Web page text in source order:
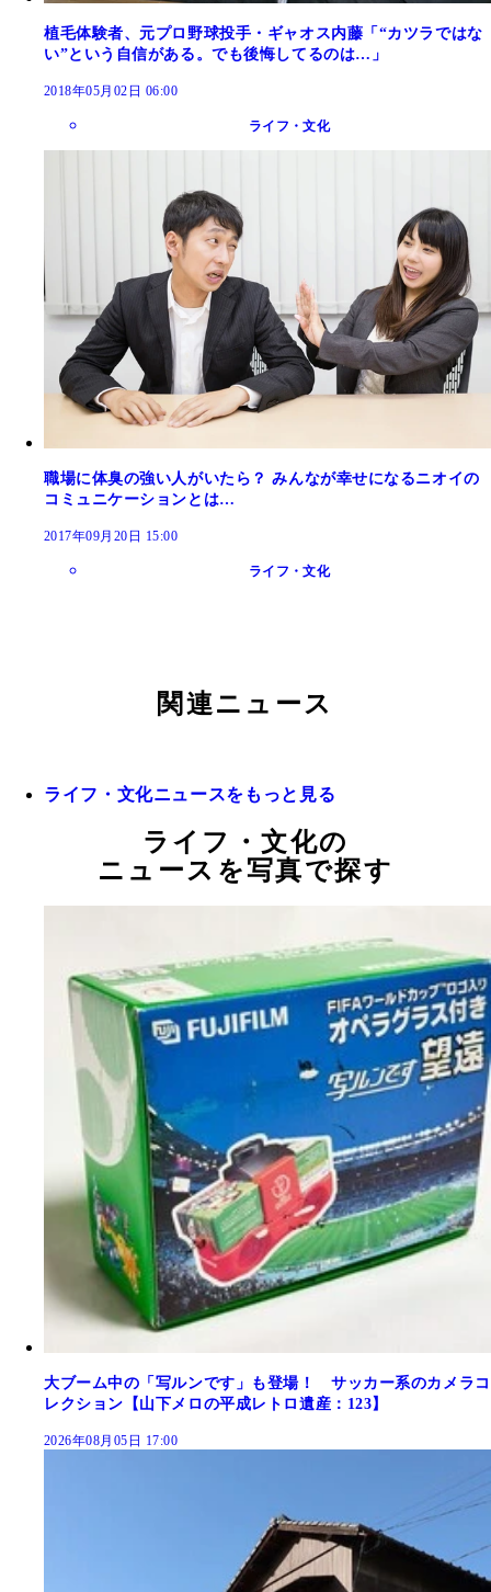
植毛体験者、元プロ野球投手・ギャオス内藤「“カツラではな
い”という自信がある。でも後悔してるのは…」
2018年05月02日 06:00
ライフ・文化
職場に体臭の強い人がいたら？ みんなが幸せになるニオイの
コミュニケーションとは…
2017年09月20日 15:00
ライフ・文化
関連ニュース
ライフ・文化ニュースをもっと見る
ライフ・文化の
ニュースを写真で探す
大ブーム中の「写ルンです」も登場！ サッカー系のカメラコ
レクション【山下メロの平成レトロ遺産：123】
2026年08月05日 17:00